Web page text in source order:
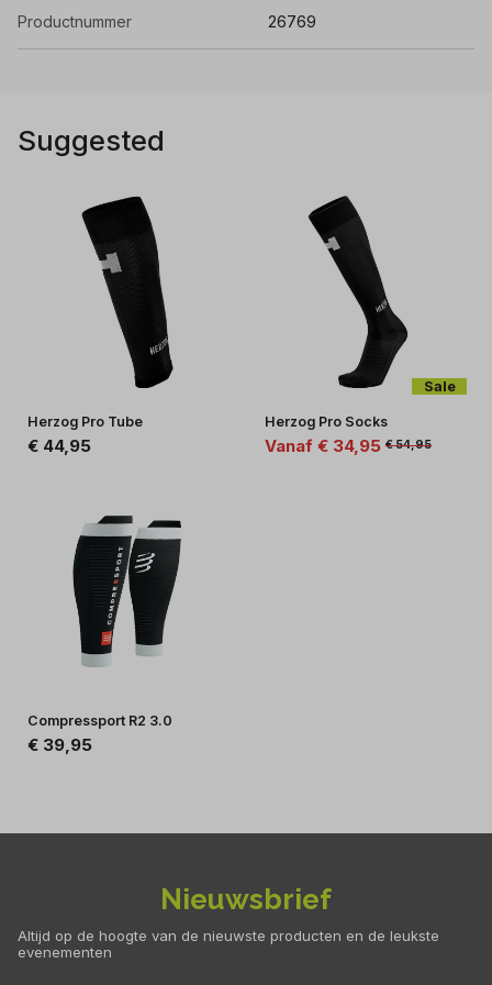
Productnummer 26769
Suggested
Herzog Pro Tube
€ 44,95
Sale
Herzog Pro Socks
Vanaf € 34,95 € 54,95
Compressport R2 3.0
€ 39,95
Nieuwsbrief
Altijd op de hoogte van de nieuwste producten en de leukste
evenementen